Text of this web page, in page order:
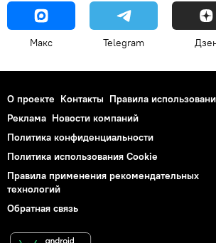
Макс Telegram
О проекте Контакты Правила
Реклама Новости компаний
Политика конфиденциальности
Политика использования Cookie
Правила применения рекомендательных
технологий
Обратная связь